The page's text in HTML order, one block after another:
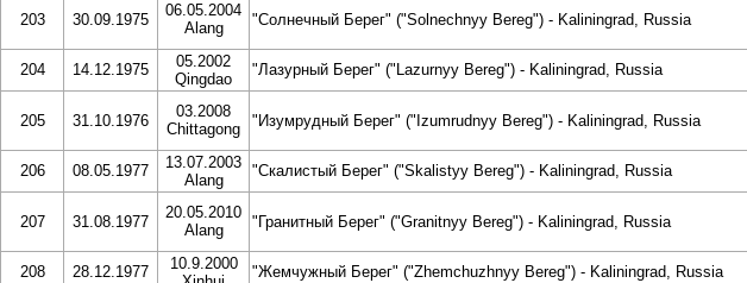
203 30.09.1975
06.05.2004
Alang
"Солнечный Берег" ("Solnechnyy Bereg") - Kaliningrad, Russia
204
14.12.1975
05.2002
Qingdao
"Лазурный Берег" ("Lazurnyy Bereg") - Kaliningrad, Russia
205 31.10.1976
03.2008
Chittagong
"Изумрудный Берег" ("Izumrudnyy Bereg") - Kaliningrad, Russia
206
08.05.1977
13.07.2003
Alang
"Скалистый Берег" ("Skalistyy Bereg") - Kaliningrad, Russia
207 31.08.1977
20.05.2010
Alang
"Гранитный Берег" ("Granitnyy Bereg") - Kaliningrad, Russia
208
28.12.1977
10.9.2000
"Жемчужный Берег" ("Zhemchuzhnyy Bereg") - Kaliningrad, Russia